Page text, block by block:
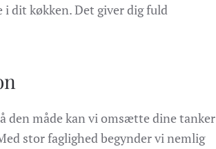
dit køkken. Det giver dig fuld
den måde kan vi omsætte dine tanker
stor faglighed begynder vi nemlig